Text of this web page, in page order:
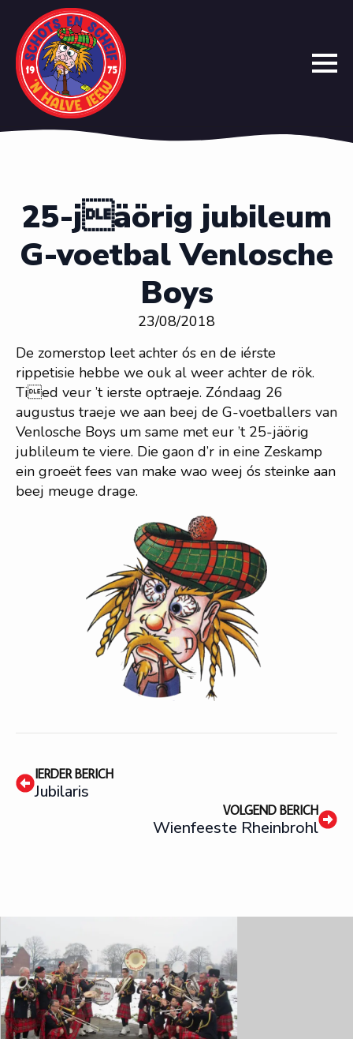
25-jäörig jubileum
G-voetbal Venlosche
Boys
23/08/2018
De zomerstop leet achter ós en de iérste
rippetisie hebbe we ouk al weer achter de rök.
Tied veur ’t ierste optraeje. Zóndaag 26
augustus traeje we aan beej de G-voetballers van
Venlosche Boys um same met eur ’t 25-jäörig
jublileum te viere. Die gaon d’r in eine Zeskamp
ein groeët fees van make wao weej ós steinke aan
beej meuge drage.
IERDER BERICH
Jubilaris
VOLGEND BERICH
Wienfeeste Rheinbrohl